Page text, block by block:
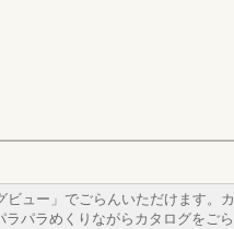
ビュー」でごらんいただけます。カ
パラめくりながらカタログをごら